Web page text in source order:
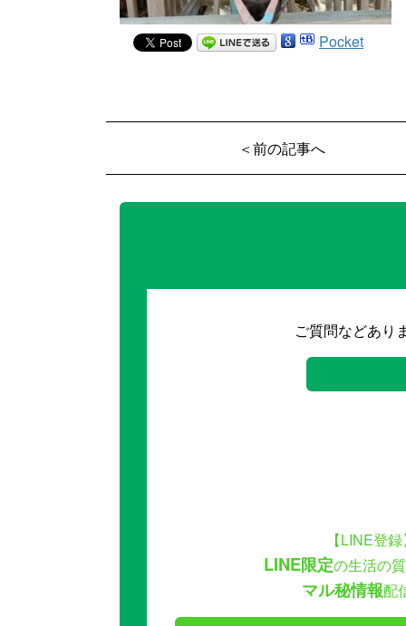
Pocket
＜前の記事へ
ご質問などあり
【LINE登
LINE限定の生活の
マル秘情報配